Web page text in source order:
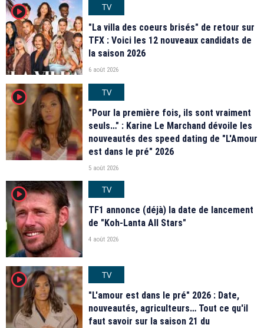
player2
TV
"La villa des coeurs brisés" de retour sur
TFX : Voici les 12 nouveaux candidats de
la saison 2026
6 août 2026
player2
TV
"Pour la première fois, ils sont vraiment
seuls…" : Karine Le Marchand dévoile les
nouveautés des speed dating de "L'Amour
est dans le pré" 2026
5 août 2026
player2
TV
TF1 annonce (déjà) la date de lancement
de "Koh-Lanta All Stars"
4 août 2026
player2
TV
"L'amour est dans le pré" 2026 : Date,
nouveautés, agriculteurs… Tout ce qu'il
faut savoir sur la saison 21 du